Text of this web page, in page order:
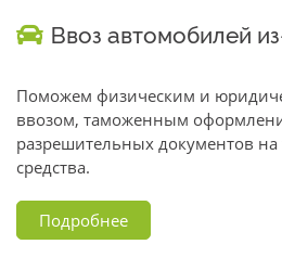
Ввоз автомобилей
Поможем физическим и
ввозом, таможенным
разрешительных документов
средства.
Подробнее